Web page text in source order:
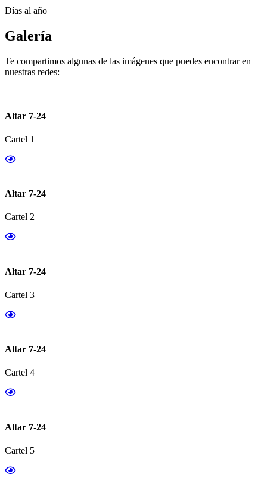
Días al año
Galería
Te compartimos algunas de las imágenes que puedes encontrar en
nuestras redes:
Altar 7-24
Cartel 1
Altar 7-24
Cartel 2
Altar 7-24
Cartel 3
Altar 7-24
Cartel 4
Altar 7-24
Cartel 5